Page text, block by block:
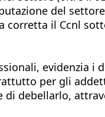
del
il Ccnl
evidenzia
per gli
debellarlo,